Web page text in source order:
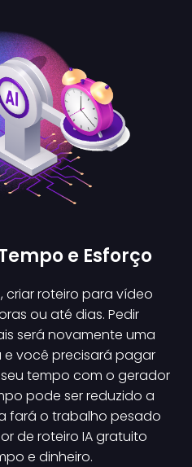
e Esforço
criar roteiro para vídeo
ou até dias. Pedir
será novamente uma
você precisará pagar
tempo com o gerador
pode ser reduzido a
fará o trabalho pesado
de roteiro IA gratuito
e dinheiro.